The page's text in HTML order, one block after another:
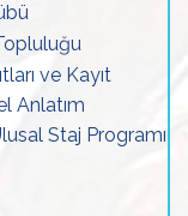
ve Kayıt
Anlatım
Staj Programı